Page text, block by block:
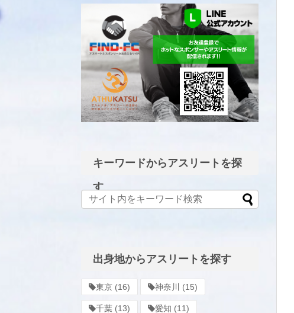
LINE公式アカウント
キーワードからアスリートを探
す
出身地からアスリートを探す
東京 (16) 神奈川 (15)
千葉 (13) 愛知 (11)